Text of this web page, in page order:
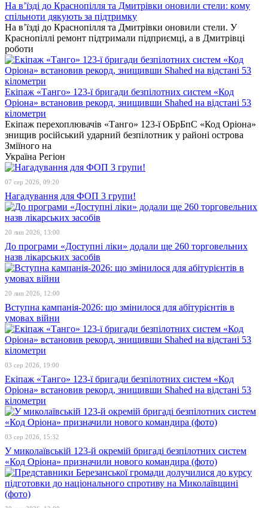
На в’їзді до Краснопілля та Дмитрівки оновили стели: кому
спільноти дякують за підтримку
На в’їзді до Краснопілля та Дмитрівки оновили стели. У
Краснопіллі ремонт підтримали підприємці, а в Дмитрівці
роботи
Екіпаж «Танго» 123-ї бригади безпілотних систем «Код
Оріона» встановив рекорд, знищивши Shahed на відстані 53
кілометри
Екіпаж перехоплювачів «Танго» 123-ї ОБрБпС «Код Оріона»
знищив російський ударний безпілотник у районі острова
Зміїного на
Україна Регіон
07 сер 2026, 09:20
Нагадування для ФОП 3 групи!
20 лип 2026, 13:00
До програми «Доступні ліки» додали ще 260 торговельних
назв лікарських засобів
20 лип 2026, 12:00
Вступна кампанія-2026: що змінилося для абітурієнтів в
умовах війни
03 сер 2026, 19:00
Екіпаж «Танго» 123-ї бригади безпілотних систем «Код
Оріона» встановив рекорд, знищивши Shahed на відстані 53
кілометри
03 сер 2026, 15:32
У миколаївській 123-й окремій бригаді безпілотних систем
«Код Оріона» призначили нового командира (фото)